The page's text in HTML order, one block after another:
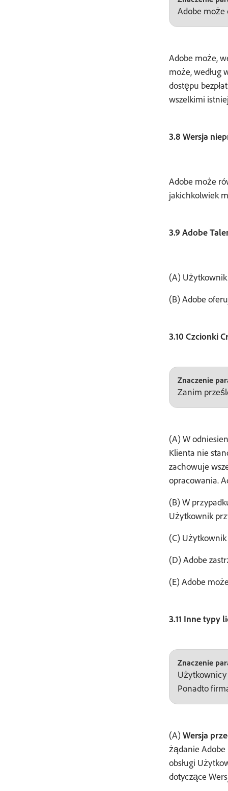
Adobe może
Adobe może,
może, według
dostępu
wszelkimi
3.8 Wersja
Adobe może
jakichkolwiek
3.9 Adobe
(A)
(B) Adobe
3.10 Czcionki
Znaczenie
Zanim
(A) W
Klienta nie
zachowuje
opracowania.
(B) W
Użytkownik
(C)
(D) Adobe
(E) Adobe
3.11 Inne typy
Znaczenie
Użytkownicy
Ponadto
(A) Wersja
żądanie Adobe
obsługi
dotyczące